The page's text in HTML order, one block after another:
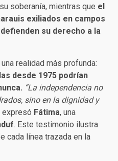
soberanía, mientras que el
exiliados en campos
su derecho a la
realidad más profunda:
desde 1975 podrían
“La independencia no
sino en la dignidad y
expresó Fátima, una
. Este testimonio ilustra
cada línea trazada en la